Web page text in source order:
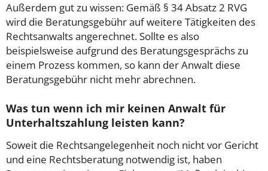
Außerdem gut zu wissen: Gemäß § 34 Absatz 2 RVG
wird die Beratungsgebühr auf weitere Tätigkeiten des
Rechtsanwalts angerechnet. Sollte es also
beispielsweise aufgrund des Beratungsgesprächs zu
einem Prozess kommen, so kann der Anwalt diese
Beratungsgebühr nicht mehr abrechnen.
Was tun wenn ich mir keinen Anwalt für
Unterhaltszahlung leisten kann?
Soweit die Rechtsangelegenheit noch nicht vor Gericht
und eine Rechtsberatung notwendig ist, haben